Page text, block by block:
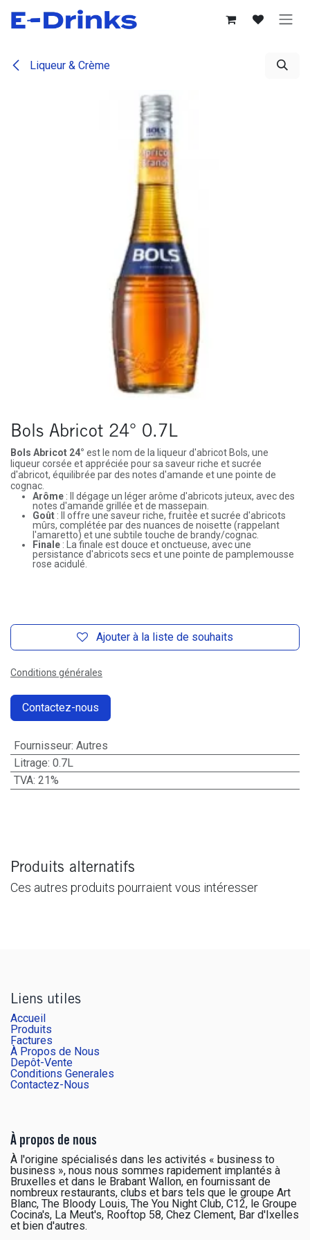
Se rendre au contenu
Liqueur & Crème
Bols Abricot 24° 0.7L
Bols Abricot 24° est le nom de la liqueur d'abricot Bols, une
liqueur corsée et appréciée pour sa saveur riche et sucrée
d'abricot, équilibrée par des notes d'amande et une pointe de
cognac.
Arôme : Il dégage un léger arôme d'abricots juteux, avec des
notes d'amande grillée et de massepain.
Goût : Il offre une saveur riche, fruitée et sucrée d'abricots
mûrs, complétée par des nuances de noisette (rappelant
l'amaretto) et une subtile touche de brandy/cognac.
Finale : La finale est douce et onctueuse, avec une
persistance d'abricots secs et une pointe de pamplemousse
rose acidulé.
Ajouter à la liste de souhaits
Conditions générales
Contactez-nous
Fournisseur: Autres
Litrage: 0.7L
TVA: 21%
Produits alternatifs
Ces autres produits pourraient vous intéresser
Liens utiles
Accueil
Produits
Factures
À Propos de Nous
Depôt-Vente
Conditions Generales
Contactez-Nous
À propos de nous
À l'origine spécialisés dans les activités « business to
business », nous nous sommes rapidement implantés à
Bruxelles et dans le Brabant Wallon, en fournissant de
nombreux restaurants, clubs et bars tels que le groupe Art
Blanc, The Bloody Louis, The You Night Club, C12, le Groupe
Cocina's, La Meut's, Rooftop 58, Chez Clement, Bar d'Ixelles
et bien d'autres.